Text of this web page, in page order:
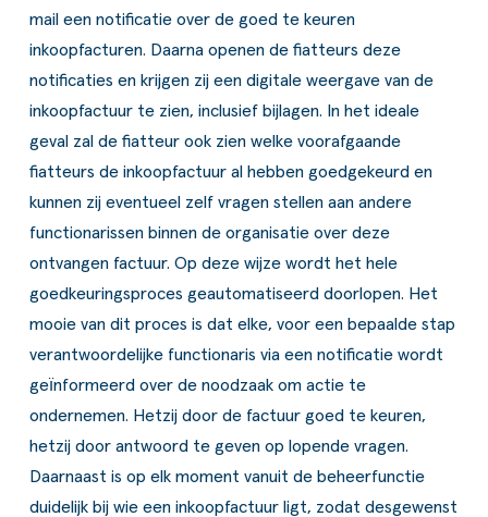
mail een notificatie over de goed te keuren
inkoopfacturen. Daarna openen de fiatteurs deze
notificaties en krijgen zij een digitale weergave van de
inkoopfactuur te zien, inclusief bijlagen. In het ideale
geval zal de fiatteur ook zien welke voorafgaande
fiatteurs de inkoopfactuur al hebben goedgekeurd en
kunnen zij eventueel zelf vragen stellen aan andere
functionarissen binnen de organisatie over deze
ontvangen factuur. Op deze wijze wordt het hele
goedkeuringsproces geautomatiseerd doorlopen. Het
mooie van dit proces is dat elke, voor een bepaalde stap
verantwoordelijke functionaris via een notificatie wordt
geïnformeerd over de noodzaak om actie te
ondernemen. Hetzij door de factuur goed te keuren,
hetzij door antwoord te geven op lopende vragen.
Daarnaast is op elk moment vanuit de beheerfunctie
duidelijk bij wie een inkoopfactuur ligt, zodat desgewenst